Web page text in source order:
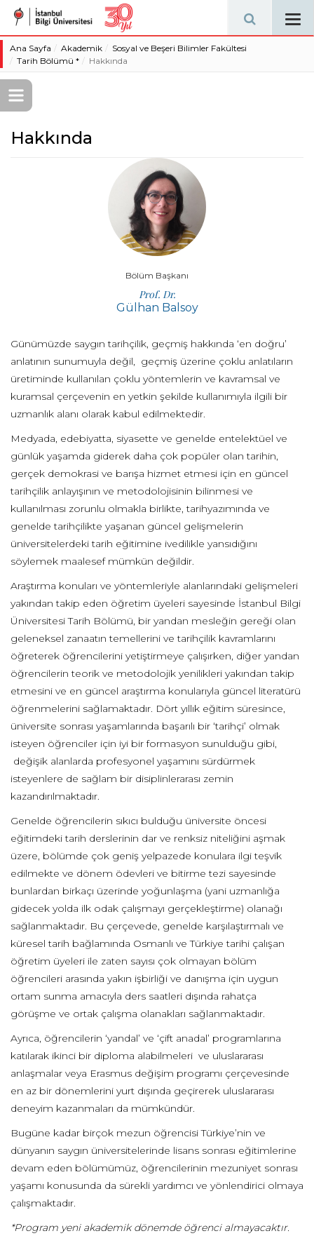
Ana Sayfa Akademik
Sosyal ve Beşeri Bilimler Fakültesi
Tarih Bölümü *
Hakkında
Hakkında
Bölüm Başkanı
Prof. Dr.
Gülhan Balsoy
Günümüzde saygın tarihçilik, geçmiş hakkında ‘en doğru’
anlatının sunumuyla değil, geçmiş üzerine çoklu anlatıların
üretiminde kullanılan çoklu yöntemlerin ve kavramsal ve
kuramsal çerçevenin en yetkin şekilde kullanımıyla ilgili bir
uzmanlık alanı olarak kabul edilmektedir.
Medyada, edebiyatta, siyasette ve genelde entelektüel ve
günlük yaşamda giderek daha çok popüler olan tarihin,
gerçek demokrasi ve barışa hizmet etmesi için en güncel
tarihçilik anlayışının ve metodolojisinin bilinmesi ve
kullanılması zorunlu olmakla birlikte, tarihyazımında ve
genelde tarihçilikte yaşanan güncel gelişmelerin
üniversitelerdeki tarih eğitimine ivedilikle yansıdığını
söylemek maalesef mümkün değildir.
Araştırma konuları ve yöntemleriyle alanlarındaki gelişmeleri
yakından takip eden öğretim üyeleri sayesinde İstanbul Bilgi
Üniversitesi Tarih Bölümü, bir yandan mesleğin gereği olan
geleneksel zanaatın temellerini ve tarihçilik kavramlarını
öğreterek öğrencilerini yetiştirmeye çalışırken, diğer yandan
öğrencilerin teorik ve metodolojik yenilikleri yakından takip
etmesini ve en güncel araştırma konularıyla güncel literatürü
öğrenmelerini sağlamaktadır. Dört yıllık eğitim süresince,
üniversite sonrası yaşamlarında başarılı bir ‘tarihçi’ olmak
isteyen öğrenciler için iyi bir formasyon sunulduğu gibi,
değişik alanlarda profesyonel yaşamını sürdürmek
isteyenlere de sağlam bir disiplinlerarası zemin
kazandırılmaktadır.
Genelde öğrencilerin sıkıcı bulduğu üniversite öncesi
eğitimdeki tarih derslerinin dar ve renksiz niteliğini aşmak
üzere, bölümde çok geniş yelpazede konulara ilgi teşvik
edilmekte ve dönem ödevleri ve bitirme tezi sayesinde
bunlardan birkaçı üzerinde yoğunlaşma (yani uzmanlığa
gidecek yolda ilk odak çalışmayı gerçekleştirme) olanağı
sağlanmaktadır. Bu çerçevede, genelde karşılaştırmalı ve
küresel tarih bağlamında Osmanlı ve Türkiye tarihi çalışan
öğretim üyeleri ile zaten sayısı çok olmayan bölüm
öğrencileri arasında yakın işbirliği ve danışma için uygun
ortam sunma amacıyla ders saatleri dışında rahatça
görüşme ve ortak çalışma olanakları sağlanmaktadır.
Ayrıca, öğrencilerin ‘yandal’ ve ‘çift anadal’ programlarına
katılarak ikinci bir diploma alabilmeleri ve uluslararası
anlaşmalar veya Erasmus değişim programı çerçevesinde
en az bir dönemlerini yurt dışında geçirerek uluslararası
deneyim kazanmaları da mümkündür.
Bugüne kadar birçok mezun öğrencisi Türkiye’nin ve
dünyanın saygın üniversitelerinde lisans sonrası eğitimlerine
devam eden bölümümüz, öğrencilerinin mezuniyet sonrası
yaşamı konusunda da sürekli yardımcı ve yönlendirici olmaya
çalışmaktadır.
*Program yeni akademik dönemde öğrenci almayacaktır.